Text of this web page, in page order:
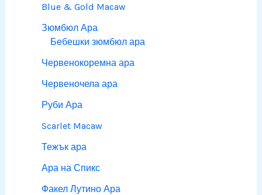
Blue & Gold Macaw
Зюмбюл Ара
Бебешки зюмбюл ара
Червенокоремна ара
Червеночела ара
Руби Ара
Scarlet Macaw
Тежък ара
Ара на Спикс
Факел Лутино Ара